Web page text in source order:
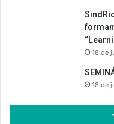
18 de
18 de